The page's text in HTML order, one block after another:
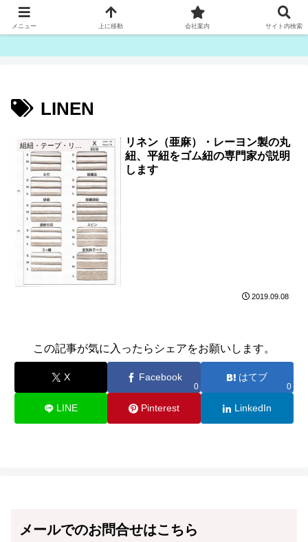
ゴム紐・平ゴム製造販売は津田産業直販部です
LINEN
リネン（亜麻）・レーヨン製の丸
紐、平紐をゴム紐の専門家が説明
します
2019.09.08
この記事が気に入ったらシェアをお願いします。
X Facebook
0
はてブ
0
LINE Pinterest LinkedIn
メールでのお問合せはこちら
メニュー 上に移動 会社案内 サイト内検索